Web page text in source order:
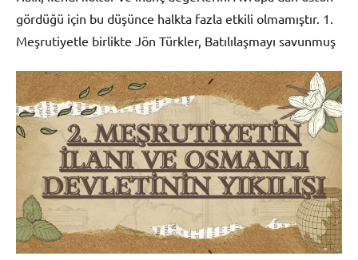
gördüğü için bu düşünce halkta fazla etkili olmamıştır. 1.
Meşrutiyetle birlikte Jön Türkler, Batılılaşmayı savunmuş
Milli
Edebiyat